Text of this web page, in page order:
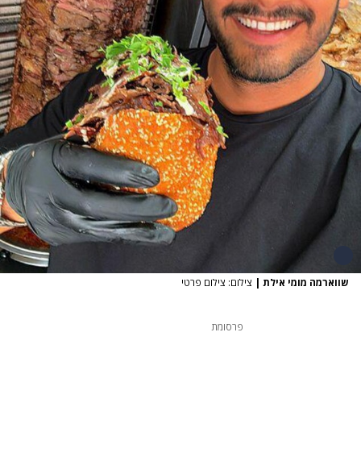
שווארמה מומי אילת | צילום: צילום פרטי
פרסומת